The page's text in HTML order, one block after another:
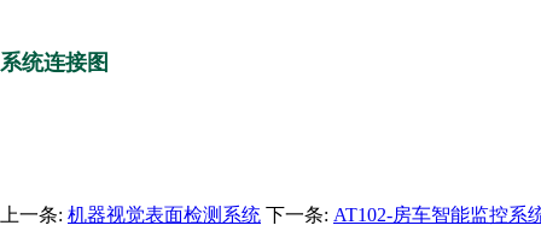
系统连接图
上一条: 机器视觉表面检测系统 下一条: AT102-房车智能监控系